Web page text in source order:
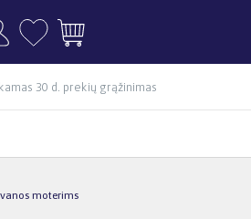
30 d. prekių grąžinimas
moterims